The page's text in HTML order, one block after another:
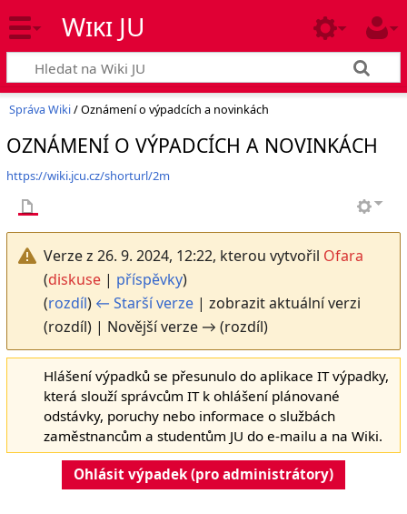
Wiki JU
Správa Wiki/ Oznámení o výpadcích a novinkách
OZNÁMENÍ O VÝPADCÍCH A NOVINKÁCH
https://wiki.jcu.cz/shorturl/2m
Verze z 26. 9. 2024, 12:22, kterou vytvořil Ofara
(diskuse| příspěvky)
(rozdíl) ← Starší verze| zobrazit aktuální verzi
(rozdíl) | Novější verze → (rozdíl)
Hlášení výpadků se přesunulo do aplikace IT výpadky,
která slouží správcům IT k ohlášení plánované
odstávky, poruchy nebo informace o službách
zaměstnancům a studentům JU do e-mailu a na Wiki.
Ohlásit výpadek (pro administrátory)